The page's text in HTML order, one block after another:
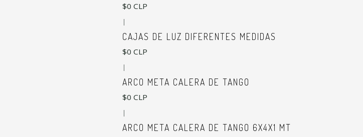
$0 CLP
|
CAJAS DE LUZ DIFERENTES MEDIDAS
$0 CLP
|
ARCO META CALERA DE TANGO
$0 CLP
|
ARCO META CALERA DE TANGO 6X4X1 MT